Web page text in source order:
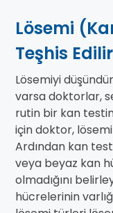
Lösemi
Teşhis
Lösemiyi
varsa doktorlar,
rutin bir kan
için doktor,
Ardından kan
veya beyaz kan
olmadığını
hücrelerinin